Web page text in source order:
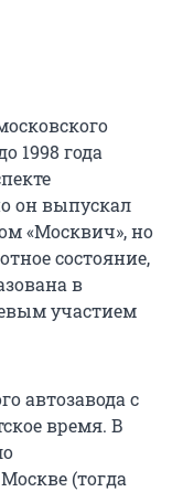
1998 года
он выпускал
«Москвич», но
состояние,
в
участием
автозавода с
время. В
(тогда